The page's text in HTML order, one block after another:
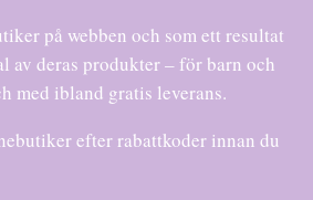
på webben och som ett resultat
av deras produkter – för barn och
med ibland gratis leverans.
efter rabattkoder innan du